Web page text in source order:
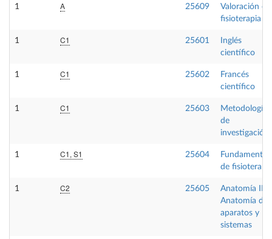
1 A 25609
Valoración en
fisioterapia I
1 C1 25601
Inglés
científico
1 C1 25602
Francés
científico
1 C1 25603
Metodología
de
investigación
1 C1, S1 25604
Fundamentos
de fisioterapia
1 C2 25605
Anatomía II.
Anatomía de
aparatos y
sistemas